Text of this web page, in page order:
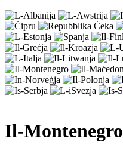
Il-Montenegro